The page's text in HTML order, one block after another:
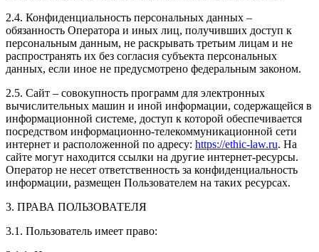
2.4. Конфиденциальность персональных данных –
обязанность Оператора и иных лиц, получивших доступ к
персональным данным, не раскрывать третьим лицам и не
распространять их без согласия субъекта персональных
данных, если иное не предусмотрено федеральным законом.
2.5. Сайт – совокупность программ для электронных
вычислительных машин и иной информации, содержащейся в
информационной системе, доступ к которой обеспечивается
посредством информационно-телекоммуникационной сети
интернет и расположенной по адресу: https://ethic-law.ru. На
сайте могут находится ссылки на другие интернет-ресурсы.
Оператор не несет ответственность за конфиденциальность
информации, размещен Пользователем на таких ресурсах.
3. ПРАВА ПОЛЬЗОВАТЕЛЯ
3.1. Пользователь имеет право: